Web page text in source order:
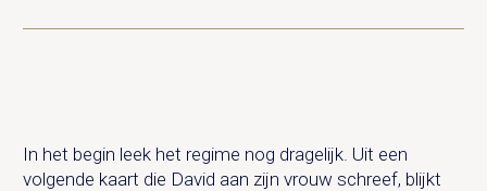
In het begin leek het regime nog dragelijk. Uit een
volgende kaart die David aan zijn vrouw schreef, blijkt